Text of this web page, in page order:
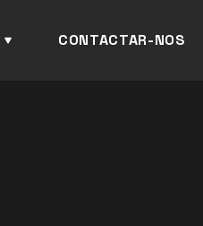
CONTACTAR-NOS